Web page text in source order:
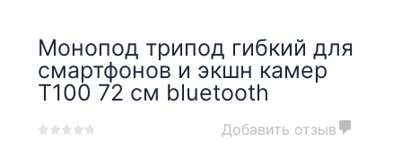
Монопод трипод гибкий для
смартфонов и экшн камер
T100 72 см bluetooth
Добавить отзыв